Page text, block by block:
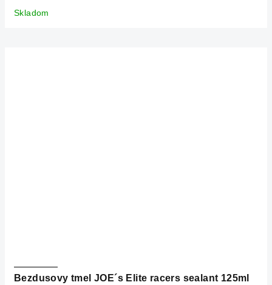
Skladom
Bezdusovy tmel JOE´s Elite racers sealant 125ml